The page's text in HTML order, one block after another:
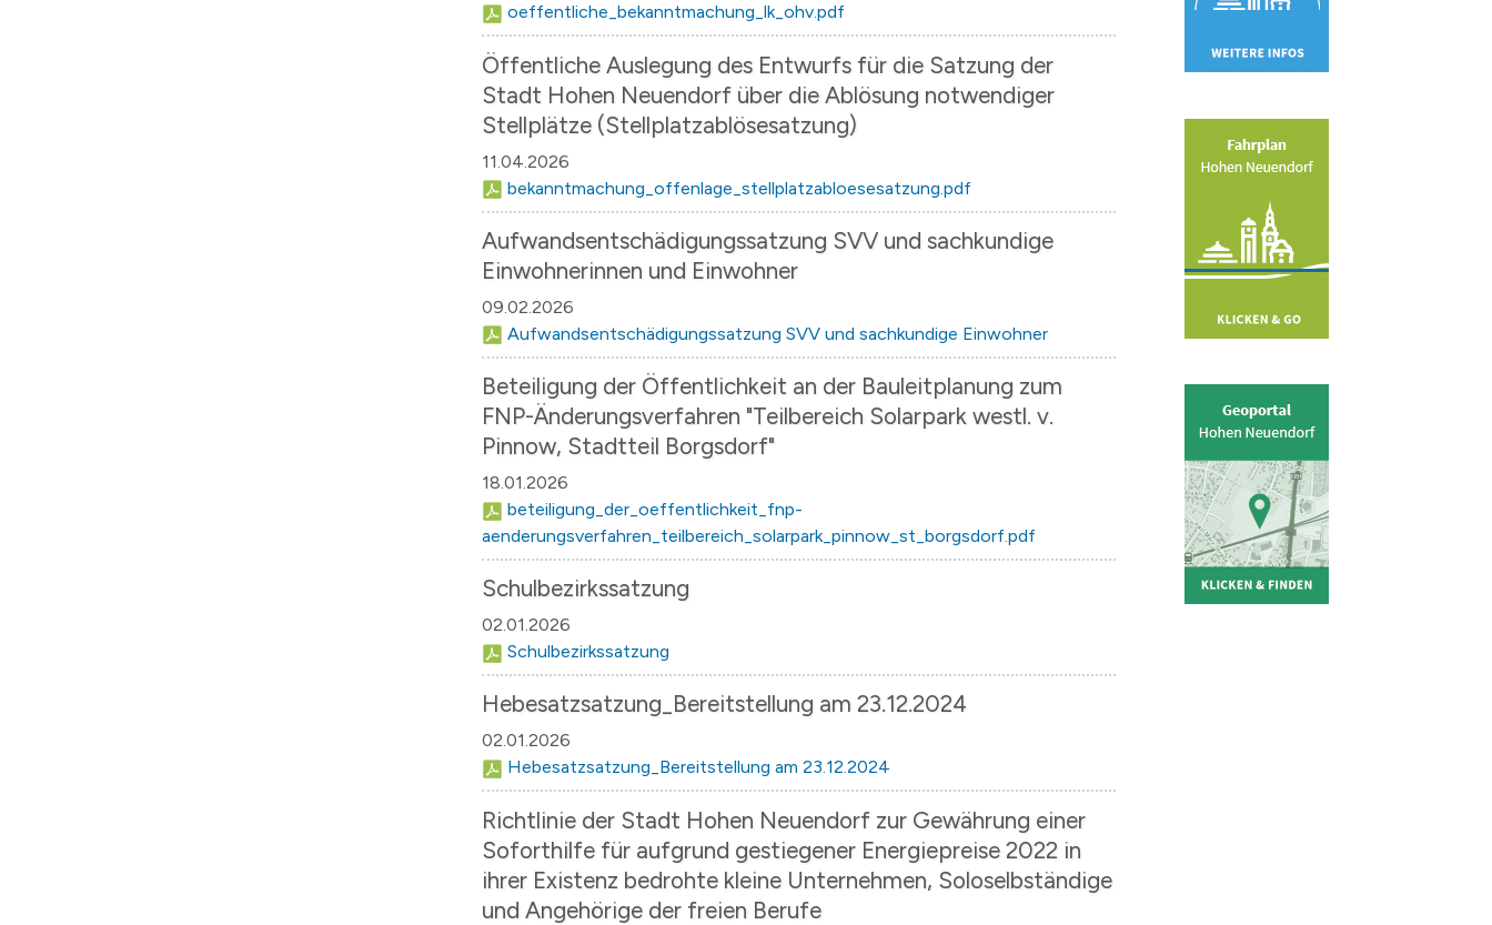
oeffentliche_bekanntmachung_lk_ohv.pdf
Öffentliche Auslegung des Entwurfs für die Satzung der
Stadt Hohen Neuendorf über die Ablösung notwendiger
Stellplätze (Stellplatzablösesatzung)
11.04.2026
bekanntmachung_offenlage_stellplatzabloesesatzung.pdf
Aufwandsentschädigungssatzung SVV und sachkundige
Einwohnerinnen und Einwohner
09.02.2026
Aufwandsentschädigungssatzung SVV und sachkundige Einwohner
Beteiligung der Öffentlichkeit an der Bauleitplanung zum
FNP-Änderungsverfahren "Teilbereich Solarpark westl. v.
Pinnow, Stadtteil Borgsdorf"
18.01.2026
beteiligung_der_oeffentlichkeit_fnp-
aenderungsverfahren_teilbereich_solarpark_pinnow_st_borgsdorf.pdf
Schulbezirkssatzung
02.01.2026
Schulbezirkssatzung
Hebesatzsatzung_Bereitstellung am 23.12.2024
02.01.2026
Hebesatzsatzung_Bereitstellung am 23.12.2024
Richtlinie der Stadt Hohen Neuendorf zur Gewährung einer
Soforthilfe für aufgrund gestiegener Energiepreise 2022 in
ihrer Existenz bedrohte kleine Unternehmen, Soloselbständige
und Angehörige der freien Berufe